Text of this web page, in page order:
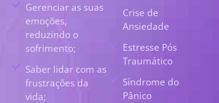
Gerenciar as suas
emoções,
reduzindo o
sofrimento;
Saber lidar com as
frustrações da
vida;
Crise de
Ansiedade
Estresse Pós
Traumático
Síndrome do
Pânico